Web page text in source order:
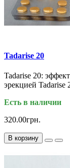
Tadarise 20
Tadarise 20:
эрекцией
Есть в наличии
320.00грн.
В корзину